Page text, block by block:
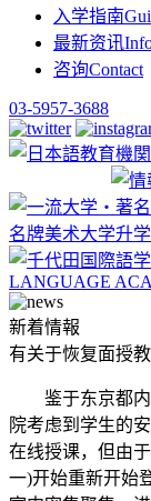
入学指南
最新资讯
咨询Contact
03-5957-3688
新着情報
有关于恢复面授
鉴于东京都内
院考虑到学生的
在线授课，但由
一)开始重新开始